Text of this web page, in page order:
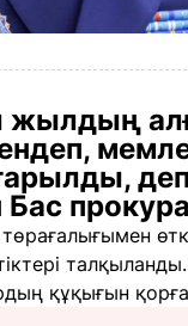
жылдың
Бас
құқығын